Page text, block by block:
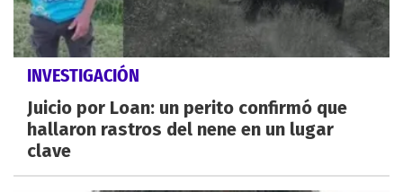
INVESTIGACIÓN
Juicio por Loan: un perito confirmó que
hallaron rastros del nene en un lugar
clave